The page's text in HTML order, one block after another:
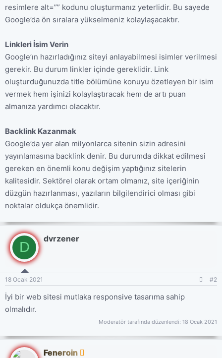
resimlere alt=”” kodunu oluşturmanız yeterlidir. Bu sayede
Google’da ön sıralara yükselmeniz kolaylaşacaktır.
Linkleri İsim Verin
Google’ın hazırladığınız siteyi anlayabilmesi isimler verilmesi
gerekir. Bu durum linkler içinde gereklidir. Link
oluşturduğunuzda title bölümüne konuyu özetleyen bir isim
vermek hem işinizi kolaylaştıracak hem de artı puan
almanıza yardımcı olacaktır.
Backlink Kazanmak
Google’da yer alan milyonlarca sitenin sizin adresini
yayınlamasına backlink denir. Bu durumda dikkat edilmesi
gereken en önemli konu değişim yaptığınız sitelerin
kalitesidir. Sektörel olarak ortam olmanız, site içeriğinin
düzgün hazırlanması, yazıların bilgilendirici olması gibi
noktalar oldukça önemlidir.
D
dvrzener
18 Ocak 2021 #2
İyi bir web sitesi mutlaka responsive tasarıma sahip
olmalıdır.
Moderatör tarafında düzenlendi: 18 Ocak 2021
Feneroin